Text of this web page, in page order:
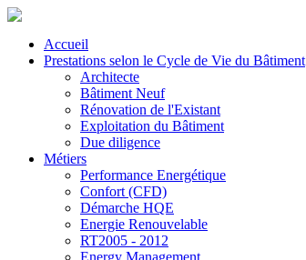
Accueil
Prestations selon le Cycle de Vie du Bâtiment
Architecte
Bâtiment Neuf
Rénovation de l'Existant
Exploitation du Bâtiment
Due diligence
Métiers
Performance Energétique
Confort (CFD)
Démarche HQE
Energie Renouvelable
RT2005 - 2012
Energy Management